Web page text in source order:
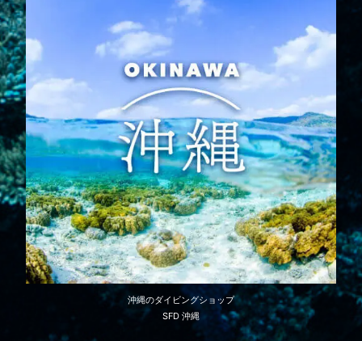
沖縄のダイビングショップ
SFD 沖縄